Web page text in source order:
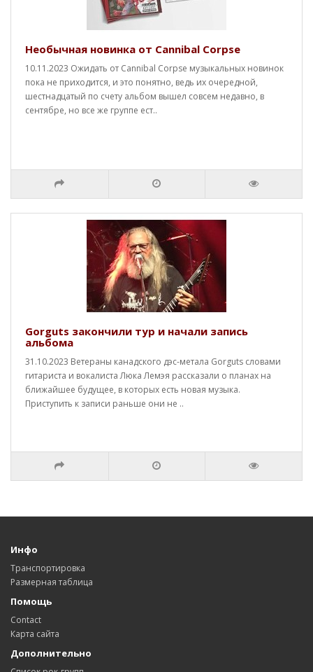
Необычная новинка от Cannibal Corpse
10.11.2023 Ожидать от Cannibal Corpse музыкальных новинок
пока не приходится, и это понятно, ведь их очередной,
шестнадцатый по счету альбом вышел совсем недавно, в
сентябре, но все же группе ест..
Gorguts закончили тур и начали запись
альбома
31.10.2023 Ветераны канадского дэс-метала Gorguts словами
гитариста и вокалиста Люка Лемэя рассказали о планах на
ближайшее будущее, в которых есть новая музыка.
Приступить к записи раньше они не ..
Инфо
Транспортировка
Размерная таблица
Помощь
Contact
Карта сайта
Дополнительно